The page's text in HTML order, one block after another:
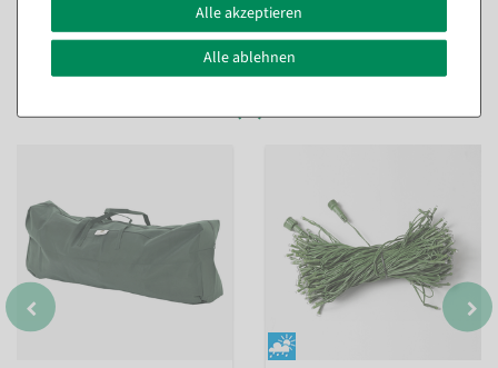
Passende Artikel zu diesem Produkt
(8)
Alle akzeptieren
Alle ablehnen